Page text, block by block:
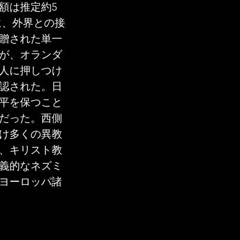
は推定約5
外界との接
された単一
、オランダ
に押しつけ
された。日
を保つこと
った。西側
多くの異教
キリスト教
的なネズミ
ーロッパ諸